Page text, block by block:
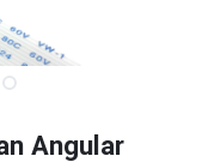
Angular